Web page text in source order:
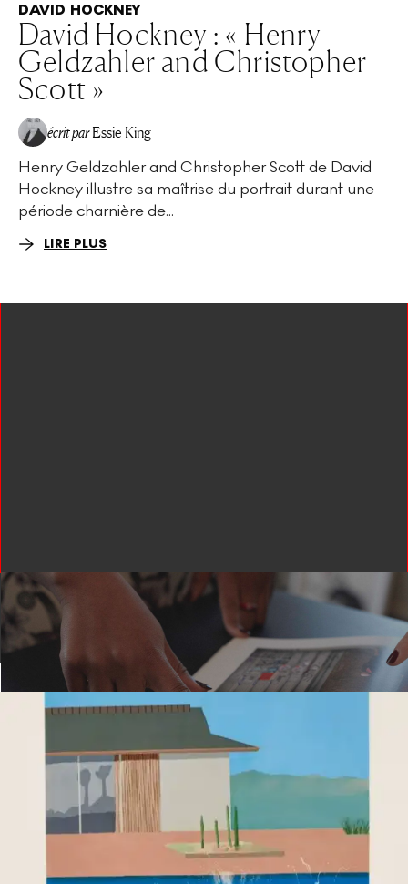
DAVID HOCKNEY
David Hockney : « Henry
Geldzahler and Christopher
Scott »
écrit par Essie King
Henry Geldzahler and Christopher Scott de David
Hockney illustre sa maîtrise du portrait durant une
période charnière de...
LIRE PLUS